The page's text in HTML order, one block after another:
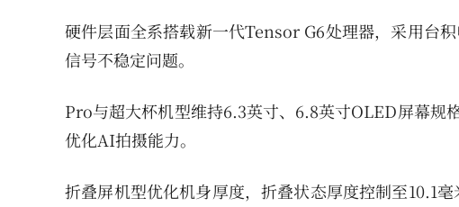
硬件层面全系搭载新一代Tensor G6处理器，采用台
信号不稳定问题。
Pro与超大杯机型维持6.3英寸、6.8英寸OLED屏幕规
优化AI拍摄能力。
折叠屏机型优化机身厚度，折叠状态厚度控制至10.1